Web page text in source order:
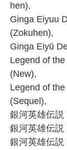
hen),
Ginga Eiyuu
(Zokuhen),
Ginga Eiyū
Legend of
(New),
Legend of
(Sequel),
銀河英雄伝説
銀河英雄伝説
銀河英雄伝説